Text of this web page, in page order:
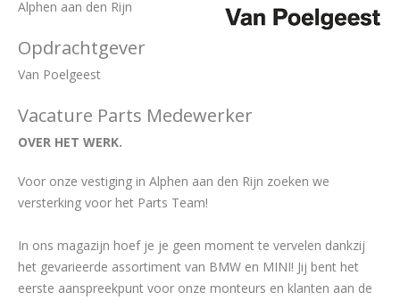
Alphen aan den Rijn
Opdrachtgever
Van Poelgeest
Vacature Parts Medewerker
OVER HET WERK.
Voor onze vestiging in Alphen aan den Rijn zoeken we
versterking voor het Parts Team!
In ons magazijn hoef je je geen moment te vervelen dankzij
het gevarieerde assortiment van BMW en MINI! Jij bent het
eerste aanspreekpunt voor onze monteurs en klanten aan de